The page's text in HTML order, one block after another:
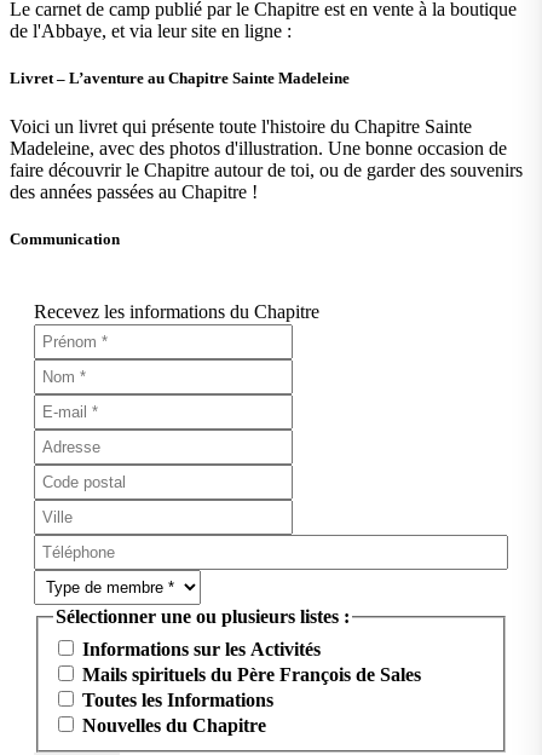
Le carnet de camp publié par le Chapitre est en vente à la boutique
de l'Abbaye, et via leur site en ligne :
Livret – L’aventure au Chapitre Sainte Madeleine
Voici un livret qui présente toute l'histoire du Chapitre Sainte
Madeleine, avec des photos d'illustration. Une bonne occasion de
faire découvrir le Chapitre autour de toi, ou de garder des souvenirs
des années passées au Chapitre !
Communication
Recevez les informations du Chapitre
Sélectionner une ou plusieurs listes :
Informations sur les Activités
Mails spirituels du Père François de Sales
Toutes les Informations
Nouvelles du Chapitre